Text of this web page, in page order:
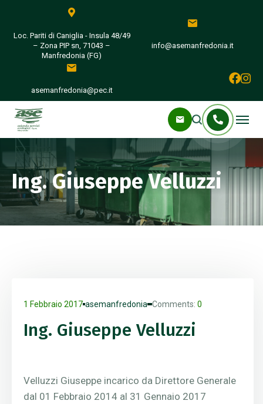
Loc. Pariti di Caniglia - Insula 48/49
– Zona PIP sn, 71043 –
Manfredonia (FG)
info@asemanfredonia.it
asemanfredonia@pec.it
Ing. Giuseppe Velluzzi
1 Febbraio 2017 asemanfredonia Comments: 0
Ing. Giuseppe Velluzzi
Velluzzi Giuseppe incarico da Direttore Generale
dal 01 Febbraio 2014 al 31 Gennaio 2017